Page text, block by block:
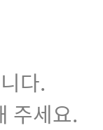
다.
주세요.